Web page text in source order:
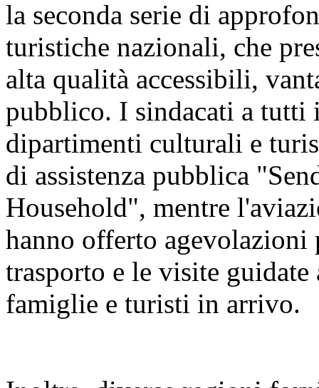
la seconda serie di
turistiche nazionali, che
alta qualità accessibili,
pubblico. I sindacati a
dipartimenti culturali e
di assistenza pubblica
Household", mentre
hanno offerto
trasporto e le visite
famiglie e turisti in arrivo.